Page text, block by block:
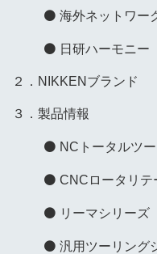
海外ネットワー
日研ハーモニー
２．NIKKENブランド
３．製品情報
NCトータルツ
CNCロータリテ
リーマシリーズ
汎用ツーリング